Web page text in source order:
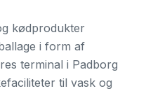
kødprodukter
i form af
terminal i Padborg
til vask og